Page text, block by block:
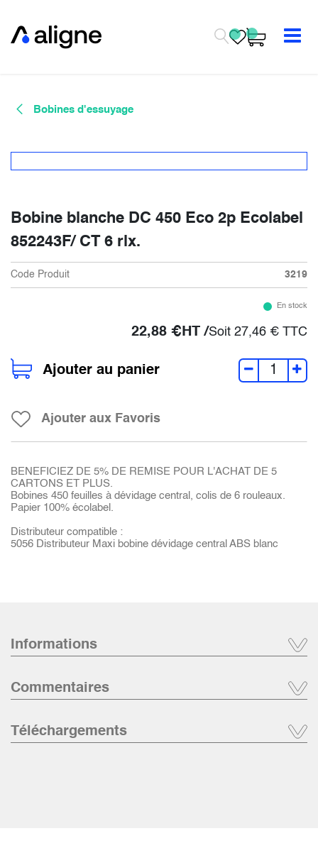
Bobines d'essuyage
Bobine blanche DC 450 Eco 2p Ecolabel
852243F/ CT 6 rlx.
Code Produit 3219
En stock
22,88 €HT /Soit 27,46 € TTC
Ajouter au panier
Ajouter aux Favoris
BENEFICIEZ DE 5% DE REMISE POUR L'ACHAT DE 5
CARTONS ET PLUS.
Bobines 450 feuilles à dévidage central, colis de 6 rouleaux.
Papier 100% écolabel.
Distributeur compatible :
5056 Distributeur Maxi bobine dévidage central ABS blanc
Informations
Commentaires
Téléchargements